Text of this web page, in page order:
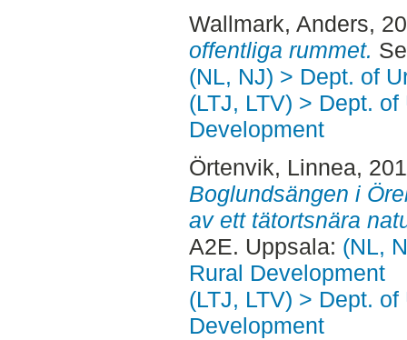
Wallmark, Anders,
offentliga rummet.
(NL, NJ) > Dept. of
(LTJ, LTV) > Dept.
Development
Örtenvik, Linnea,
Boglundsängen i
av ett tätortsnära
A2E. Uppsala: (NL,
Rural Development
(LTJ, LTV) > Dept.
Development